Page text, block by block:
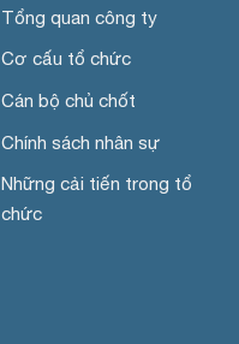
Tổng quan công ty
Cơ cấu tổ chức
Cán bộ chủ chốt
Chính sách nhân sự
Những cải tiến trong tổ
chức